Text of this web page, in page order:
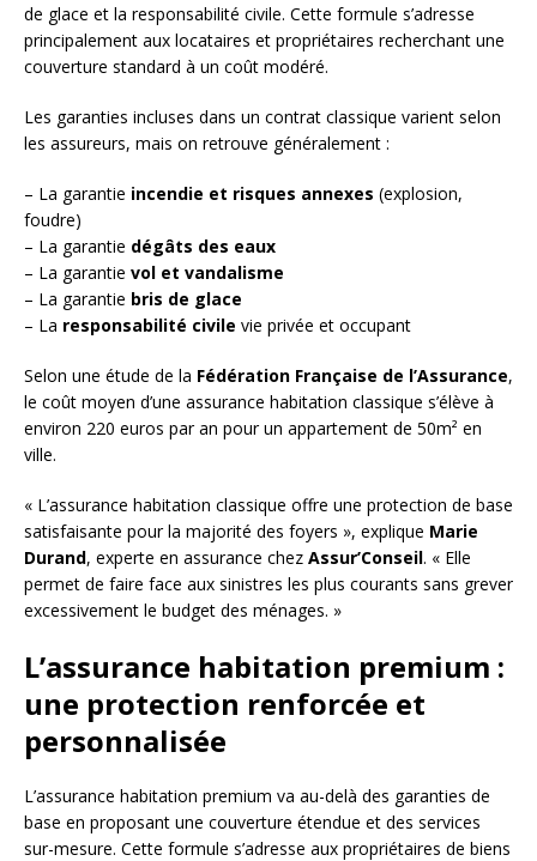
de glace et la responsabilité civile. Cette formule s’adresse
principalement aux locataires et propriétaires recherchant une
couverture standard à un coût modéré.
Les garanties incluses dans un contrat classique varient selon
les assureurs, mais on retrouve généralement :
– La garantie incendie et risques annexes (explosion,
foudre)
– La garantie dégâts des eaux
– La garantie vol et vandalisme
– La garantie bris de glace
– La responsabilité civile vie privée et occupant
Selon une étude de la Fédération Française de l’Assurance,
le coût moyen d’une assurance habitation classique s’élève à
environ 220 euros par an pour un appartement de 50m² en
ville.
« L’assurance habitation classique offre une protection de base
satisfaisante pour la majorité des foyers », explique Marie
Durand, experte en assurance chez Assur’Conseil. « Elle
permet de faire face aux sinistres les plus courants sans grever
excessivement le budget des ménages. »
L’assurance habitation premium :
une protection renforcée et
personnalisée
L’assurance habitation premium va au-delà des garanties de
base en proposant une couverture étendue et des services
sur-mesure. Cette formule s’adresse aux propriétaires de biens